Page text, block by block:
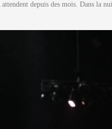
depuis des mois. Dans la